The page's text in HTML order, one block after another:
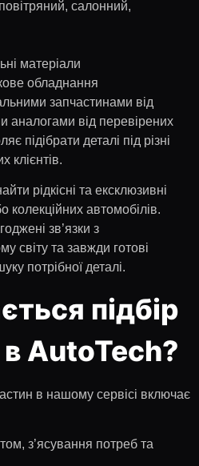
салонний,
матеріали
обладнання
запчастинами від
аналогами від перевірених
підібрати деталі під різні
клієнтів.
рідкісні та ексклюзивні
колекційних автомобілів.
зв’язки з
світу та завжди готові
потрібної деталі.
підбір
AutoTech?
в нашому сервісі включає
з’ясування потреб та